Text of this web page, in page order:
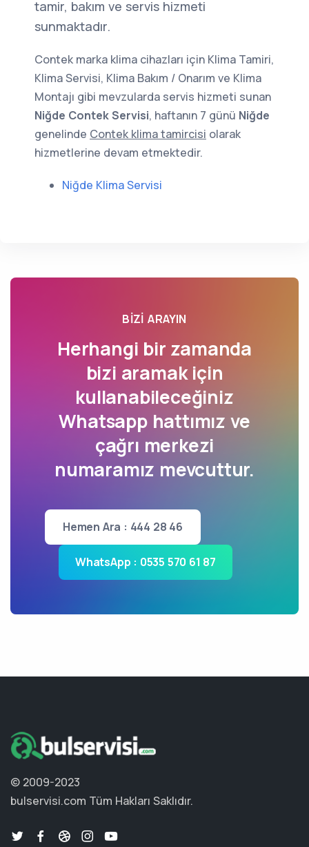
tamir, bakım ve servis hizmeti
sunmaktadır.
Contek marka klima cihazları için Klima Tamiri,
Klima Servisi, Klima Bakım / Onarım ve Klima
Montajı gibi mevzularda servis hizmeti sunan
Niğde Contek Servisi, haftanın 7 günü Niğde
genelinde Contek klima tamircisi olarak
hizmetlerine devam etmektedir.
Niğde Klima Servisi
BIZI ARAYIN
Herhangi bir zamanda
bizi aramak için
kullanabileceğiniz
Whatsapp hattımız ve
çağrı merkezi
numaramız mevcuttur.
Hemen Ara : 444 28 46
WhatsApp : 0535 570 61 87
© 2009-2023
bulservisi.com Tüm Hakları Saklıdır.